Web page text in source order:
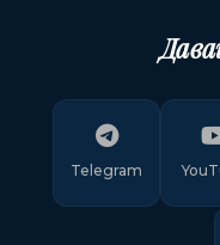
Telegram